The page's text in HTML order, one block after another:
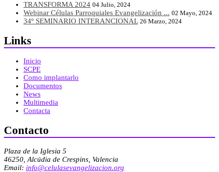
TRANSFORMA 2024 04 Julio, 2024
Webinar Células Parroquiales Evangelización ... 02 Mayo, 2024
34º SEMINARIO INTERANCIONAL 26 Marzo, 2024
Links
Inicio
SCPE
Como implantarlo
Documentos
News
Multimedia
Contacta
Contacto
Plaza de la Iglesia 5
46250, Alcúdia de Crespins, Valencia
Email: info@celulasevangelizacion.org